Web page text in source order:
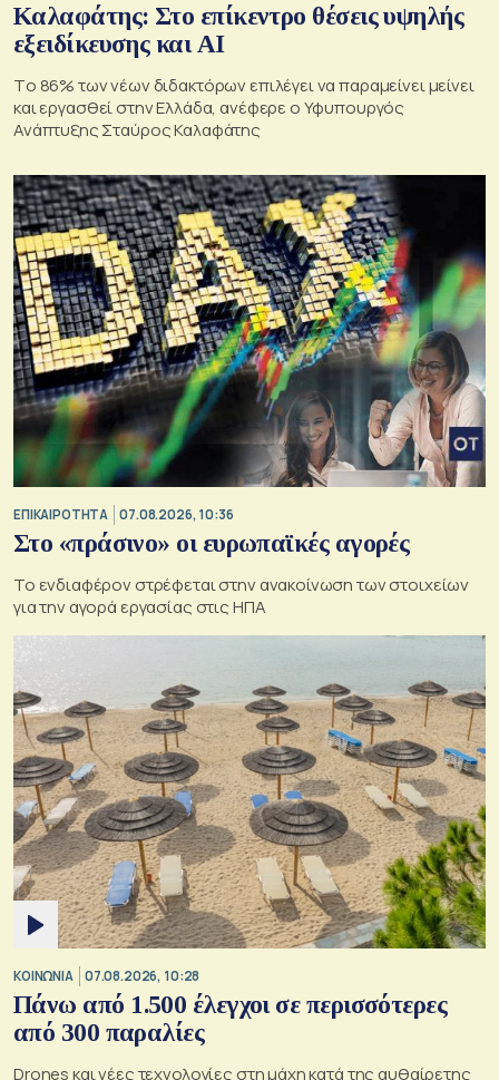
Καλαφάτης: Στο επίκεντρο θέσεις υψηλής
εξειδίκευσης και AI
Tο 86% των νέων διδακτόρων επιλέγει να παραμείνει μείνει
και εργασθεί στην Ελλάδα, ανέφερε ο Υφυπουργός
Ανάπτυξης Σταύρος Καλαφάτης
ΕΠΙΚΑΙΡΟΤΗΤΑ 07.08.2026, 10:36
Στο «πράσινο» οι ευρωπαϊκές αγορές
Το ενδιαφέρον στρέφεται στην ανακοίνωση των στοιχείων
για την αγορά εργασίας στις ΗΠΑ
ΚΟΙΝΩΝΙΑ 07.08.2026, 10:28
Πάνω από 1.500 έλεγχοι σε περισσότερες
από 300 παραλίες
Drones και νέες τεχνολογίες στη μάχη κατά της αυθαίρετης